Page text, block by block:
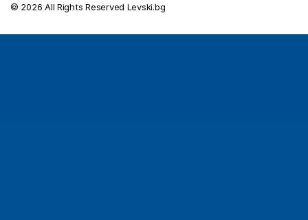
© 2026 All Rights Reserved Levski.bg